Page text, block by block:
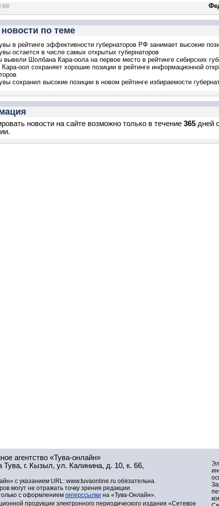
по теме
в рейтинге эффективности губернаторов РФ занимает высокие
остается в числе самых открытых губернаторов
вывели Шолбана Кара-оола на первое место в рейтинге сибирских
оол сохраняет хорошие позиции в рейтинге информационной
сохранил высокие позиции в новом рейтинге избираемости
новости на сайте возможно только в течение 365 дней
агентство «Тува-онлайн»
г. Кызыл, ул. Калинина, д. 10, к. 66,
с указанием URL: www.tuvaonline.ru обязательна.
могут не отражать точку зрения редакции.
с оформлением гиперссылки на «Тува-Онлайн».
продукции электронного периодического издания «Сетевое